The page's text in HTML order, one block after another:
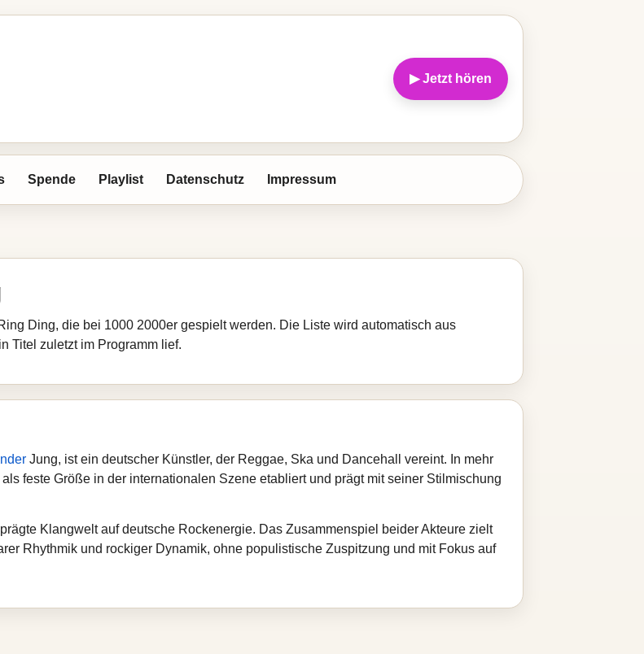
▶ Jetzt hören
Spende Playlist Datenschutz Impressum
Ding, die bei 1000 2000er gespielt werden. Die Liste wird automatisch aus
Titel zuletzt im Programm lief.
Jung, ist ein deutscher Künstler, der Reggae, Ska und Dancehall vereint. In mehr
feste Größe in der internationalen Szene etabliert und prägt mit seiner Stilmischung
Klangwelt auf deutsche Rockenergie. Das Zusammenspiel beider Akteure zielt
Rhythmik und rockiger Dynamik, ohne populistische Zuspitzung und mit Fokus auf